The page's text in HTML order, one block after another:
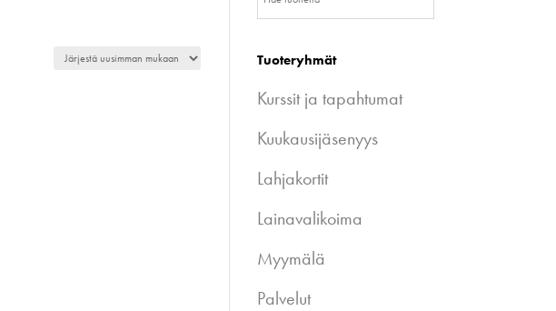
Tuoteryhmät
Kurssit ja tapahtumat
Kuukausijäsenyys
Lahjakortit
Lainavalikoima
Myymälä
Palvelut